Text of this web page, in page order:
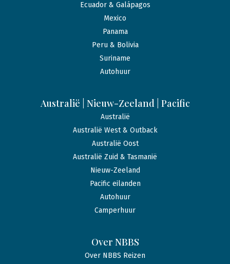
Ecuador & Galápagos
Mexico
Panama
Peru & Bolivia
Suriname
Autohuur
Australië | Nieuw-Zeeland | Pacific
Australië
Australië West & Outback
Australië Oost
Australië Zuid & Tasmanië
Nieuw-Zeeland
Pacific eilanden
Autohuur
Camperhuur
Over NBBS
Over NBBS Reizen